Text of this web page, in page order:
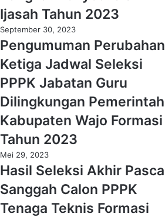
Ijasah Tahun 2023
September 30, 2023
Pengumuman Perubahan
Ketiga Jadwal Seleksi
PPPK Jabatan Guru
Dilingkungan Pemerintah
Kabupaten Wajo Formasi
Tahun 2023
Mei 29, 2023
Hasil Seleksi Akhir Pasca
Sanggah Calon PPPK
Tenaga Teknis Formasi